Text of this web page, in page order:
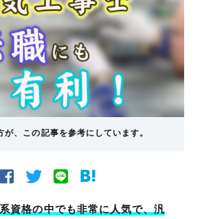
、この記事を参考にしています。
資格の中でも非常に人気で、汎